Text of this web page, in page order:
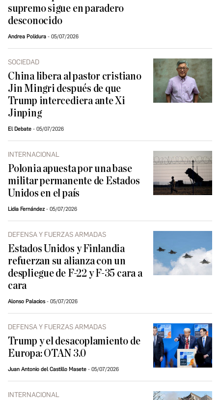
supremo sigue en paradero
desconocido
Andrea Polidura 05/07/2026
SOCIEDAD
China libera al pastor cristiano
Jin Mingri después de que
Trump intercediera ante Xi
Jinping
El Debate 05/07/2026
INTERNACIONAL
Polonia apuesta por una base
militar permanente de Estados
Unidos en el país
Lidia Fernández 05/07/2026
DEFENSA Y FUERZAS ARMADAS
Estados Unidos y Finlandia
refuerzan su alianza con un
despliegue de F-22 y F-35 cara a
cara
Alonso Palacios 05/07/2026
DEFENSA Y FUERZAS ARMADAS
Trump y el desacoplamiento de
Europa: OTAN 3.0
Juan Antonio del Castillo Masete 05/07/2026
INTERNACIONAL